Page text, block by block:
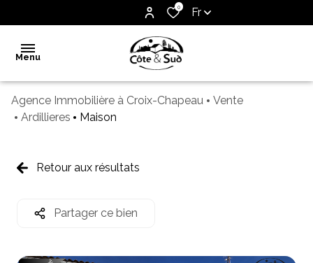
0 Fr
Menu
Accueil
Notre
agence
vendus
Agence Immobilière à Croix-Chapeau
Vente
Ardillieres
Maison
Retour aux résultats
Partager ce bien